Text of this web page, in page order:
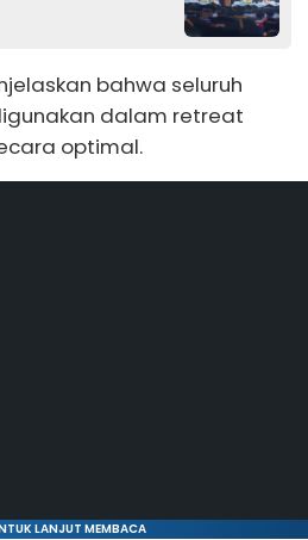
bahwa seluruh
dalam retreat
optimal.
LANJUT MEMBACA